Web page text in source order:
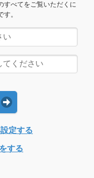
すべてをご覧いただくに
。
定する
する